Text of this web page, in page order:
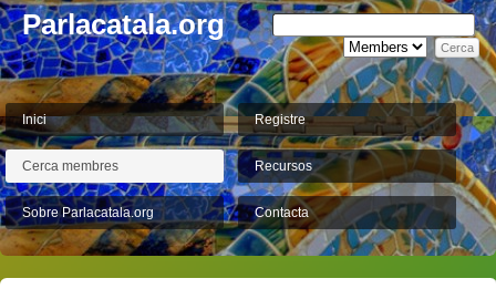
Parlacatala.org
Inici Registre
Cerca membres Recursos
Sobre Parlacatala.org Contacta